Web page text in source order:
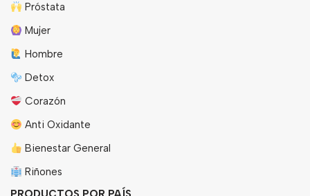
Próstata
Mujer
Hombre
Detox
Corazón
Anti Oxidante
Bienestar General
Riñones